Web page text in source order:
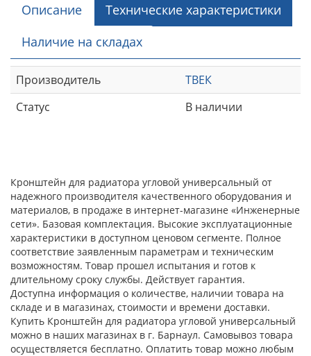
Описание
Технические характеристики
Наличие на складах
Производитель
ТВЕК
Статус
В наличии
Кронштейн для радиатора угловой универсальный от
надежного производителя качественного оборудования и
материалов, в продаже в интернет-магазине «Инженерные
сети». Базовая комплектация. Высокие эксплуатационные
характеристики в доступном ценовом сегменте. Полное
соответствие заявленным параметрам и техническим
возможностям. Товар прошел испытания и готов к
длительному сроку службы. Действует гарантия.
Доступна информация о количестве, наличии товара на
складе и в магазинах, стоимости и времени доставки.
Купить Кронштейн для радиатора угловой универсальный
можно в наших магазинах в г. Барнаул. Самовывоз товара
осуществляется бесплатно. Оплатить товар можно любым